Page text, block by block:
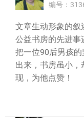
编号：
文章生动形象的叙
公益书房的先进事
把一位90后男孩
出来，书房虽小
现，为他点赞！